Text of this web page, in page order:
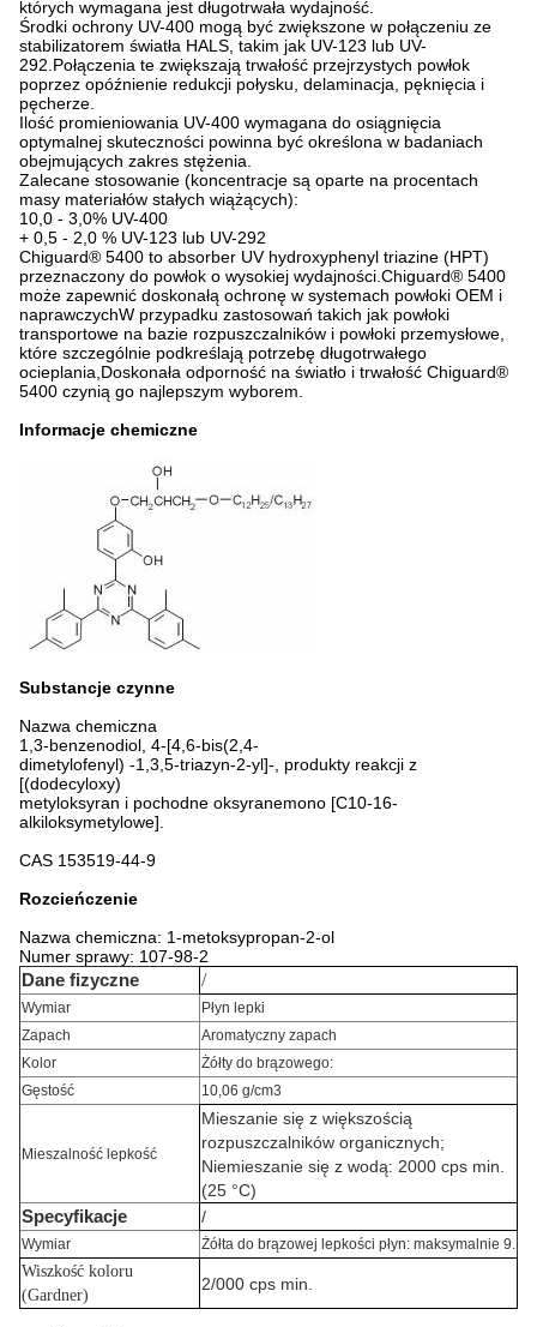
których wymagana jest długotrwała wydajność.
Środki ochrony UV-400 mogą być zwiększone w połączeniu ze
stabilizatorem światła HALS, takim jak UV-123 lub UV-
292.Połączenia te zwiększają trwałość przejrzystych powłok
poprzez opóźnienie redukcji połysku, delaminacja, pęknięcia i
pęcherze.
Ilość promieniowania UV-400 wymagana do osiągnięcia
optymalnej skuteczności powinna być określona w badaniach
obejmujących zakres stężenia.
Zalecane stosowanie (koncentracje są oparte na procentach
masy materiałów stałych wiążących):
10,0 - 3,0% UV-400
+ 0,5 - 2,0 % UV-123 lub UV-292
Chiguard® 5400 to absorber UV hydroxyphenyl triazine (HPT)
przeznaczony do powłok o wysokiej wydajności.Chiguard® 5400
może zapewnić doskonałą ochronę w systemach powłoki OEM i
naprawczychW przypadku zastosowań takich jak powłoki
transportowe na bazie rozpuszczalników i powłoki przemysłowe,
które szczególnie podkreślają potrzebę długotrwałego
ocieplania,Doskonała odporność na światło i trwałość Chiguard®
5400 czynią go najlepszym wyborem.
Informacje chemiczne
Substancje czynne
Nazwa chemiczna
1,3-benzenodiol, 4-[4,6-bis(2,4-
dimetylofenyl) -1,3,5-triazyn-2-yl]-, produkty reakcji z
[(dodecyloxy)
metyloksyran i pochodne oksyranemono [C10-16-
alkiloksymetylowe].
CAS 153519-44-9
Rozcieńczenie
Nazwa chemiczna: 1-metoksypropan-2-ol
Numer sprawy: 107-98-2
Dane fizyczne
/
Wymiar
Płyn lepki
Zapach
Aromatyczny zapach
Kolor
Żółty do brązowego:
Gęstość
10,06 g/cm3
Mieszalność lepkość
Mieszanie się z większością
rozpuszczalników organicznych;
Niemieszanie się z wodą: 2000 cps min.
(25 °C)
Specyfikacje
/
Wymiar Żółta do brązowej lepkości płyn: maksymalnie 9.
Wiszkość koloru
(Gardner)
2/000 cps min.